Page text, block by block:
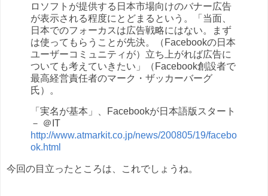
ロソフトが提供する日本市場向けのバナー広告
が表示される程度にとどまるという。「当面、
日本でのフォーカスは広告戦略にはない。まず
は使ってもらうことが先決。（Facebookの日本
ユーザーコミュニティが）立ち上がれば広告に
ついても考えていきたい」（Facebook創設者で
最高経営責任者のマーク・ザッカーバーグ
氏）。
「実名が基本」、Facebookが日本語版スタート
－ ＠IT
http://www.atmarkit.co.jp/news/200805/19/facebo
ok.html
今回の目立ったところは、これでしょうね。